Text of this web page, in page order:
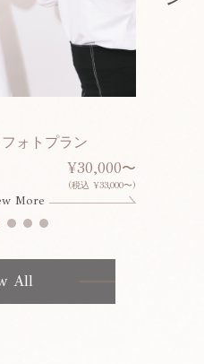
ォトプラン
¥30,000〜
(税込 ¥33,000〜)
More
All